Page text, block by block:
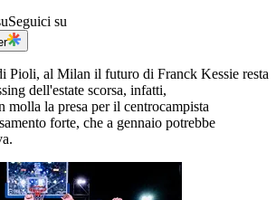
Seguici su
Pioli, al Milan il futuro di Franck Kessie resta
dell'estate scorsa, infatti,
molla la presa per il centrocampista
forte, che a gennaio potrebbe